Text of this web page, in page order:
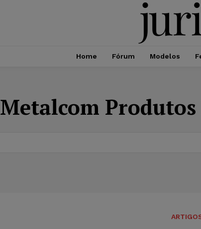
Home Fórum Modelos
Metalcom